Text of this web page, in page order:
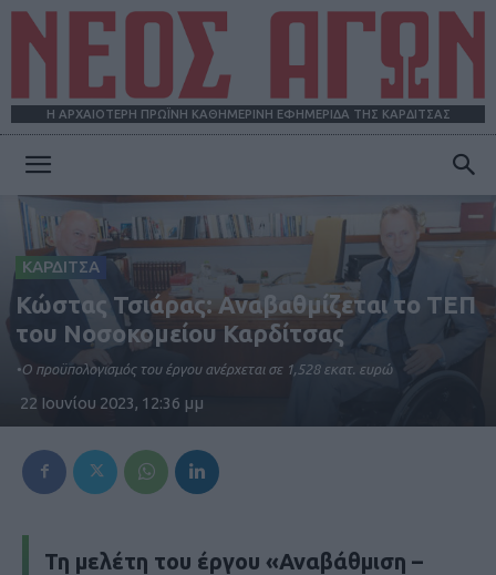
Η ΑΡΧΑΙΟΤΕΡΗ ΠΡΩΪΝΗ ΚΑΘΗΜΕΡΙΝΗ ΕΦΗΜΕΡΙΔΑ ΤΗΣ ΚΑΡΔΙΤΣΑΣ
ΑΓΩΝ
ΚΑΡΔΙΤΣΑ
Κώστας Τσιάρας: Αναβαθμίζεται το ΤΕΠ
του Νοσοκομείου Καρδίτσας
•Ο προϋπολογισμός του έργου ανέρχεται σε 1,528 εκατ. ευρώ
22 Ιουνίου 2023, 12:36 μμ
Τη μελέτη του έργου «Αναβάθμιση –